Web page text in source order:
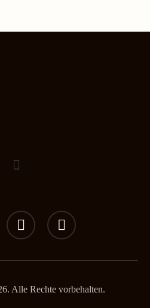
Alle Rechte vorbehalten.